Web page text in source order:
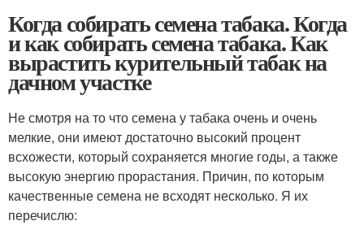
Когда собирать семена табака. Когда
и как собирать семена табака. Как
вырастить курительный табак на
дачном участке
Не смотря на то что семена у табака очень и очень
мелкие, они имеют достаточно высокий процент
всхожести, который сохраняется многие годы, а также
высокую энергию прорастания. Причин, по которым
качественные семена не всходят несколько. Я их
перечислю: